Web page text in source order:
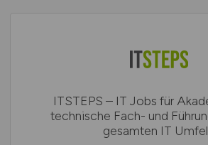
ITSTEPS – IT Jobs für
technische Fach- und
gesamten IT